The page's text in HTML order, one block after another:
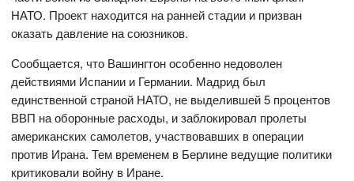
НАТО. Проект находится на ранней стадии и призван
оказать давление на союзников.
Сообщается, что Вашингтон особенно недоволен
действиями Испании и Германии. Мадрид был
единственной страной НАТО, не выделившей 5 процентов
ВВП на оборонные расходы, и заблокировал пролеты
американских самолетов, участвовавших в операции
против Ирана. Тем временем в Берлине ведущие политики
критиковали войну в Иране.